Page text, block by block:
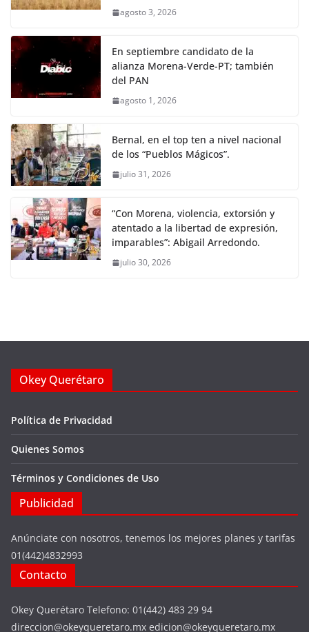
agosto 3, 2026
En septiembre candidato de la
alianza Morena-Verde-PT; también
del PAN
agosto 1, 2026
Bernal, en el top ten a nivel nacional
de los “Pueblos Mágicos”.
julio 31, 2026
“Con Morena, violencia, extorsión y
atentado a la libertad de expresión,
imparables”: Abigail Arredondo.
julio 30, 2026
Okey Querétaro
Política de Privacidad
Quienes Somos
Términos y Condiciones de Uso
Publicidad
Anúnciate con nosotros, tenemos los mejores planes y tarifas
01(442)4832993
Contacto
Okey Querétaro Telefono: 01(442) 483 29 94
direccion@okeyqueretaro.mx edicion@okeyqueretaro.mx